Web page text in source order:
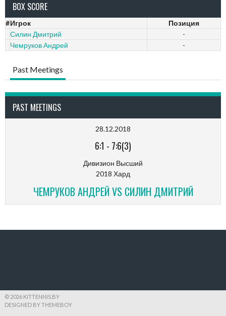
BOX SCORE
#Игрок
Позиция
Силин Дмитрий
-
Чемруков Андрей
-
Past Meetings
PAST MEETINGS
28.12.2018
6:1 - 7:6(3)
Дивизион Высший
2018 Хард
ЧЕМРУКОВ АНДРЕЙ VS СИЛИН ДМИТРИЙ
© 2026 KITTENNIS.BY
DESIGNED BY THEMEBOY